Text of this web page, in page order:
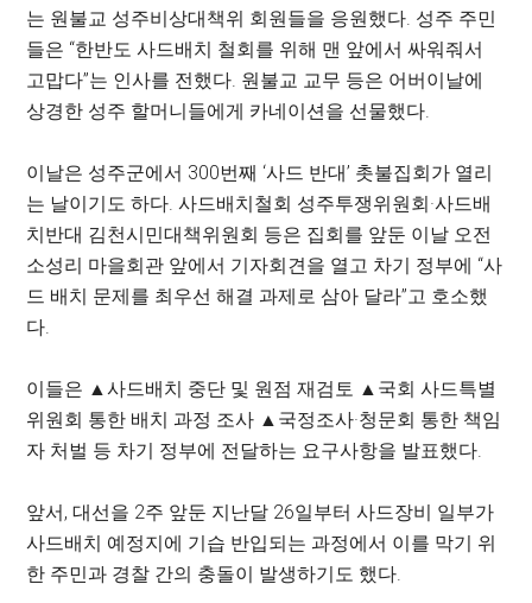
는 원불교 성주비상대책위 회원들을 응원했다. 성주 주민
들은 “한반도 사드배치 철회를 위해 맨 앞에서 싸워줘서
고맙다”는 인사를 전했다. 원불교 교무 등은 어버이날에
상경한 성주 할머니들에게 카네이션을 선물했다.
이날은 성주군에서 300번째 ‘사드 반대’ 촛불집회가 열리
는 날이기도 하다. 사드배치철회 성주투쟁위원회·사드배
치반대 김천시민대책위원회 등은 집회를 앞둔 이날 오전
소성리 마을회관 앞에서 기자회견을 열고 차기 정부에 “사
드 배치 문제를 최우선 해결 과제로 삼아 달라”고 호소했
다.
이들은 ▲사드배치 중단 및 원점 재검토 ▲국회 사드특별
위원회 통한 배치 과정 조사 ▲국정조사·청문회 통한 책임
자 처벌 등 차기 정부에 전달하는 요구사항을 발표했다.
앞서, 대선을 2주 앞둔 지난달 26일부터 사드장비 일부가
사드배치 예정지에 기습 반입되는 과정에서 이를 막기 위
한 주민과 경찰 간의 충돌이 발생하기도 했다.